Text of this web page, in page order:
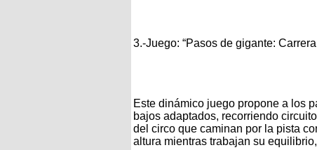
3.-Juego: “Pasos de gigante:
Este dinámico juego propone a los
bajos adaptados, recorriendo
del circo que caminan por la pista
altura mientras trabajan su